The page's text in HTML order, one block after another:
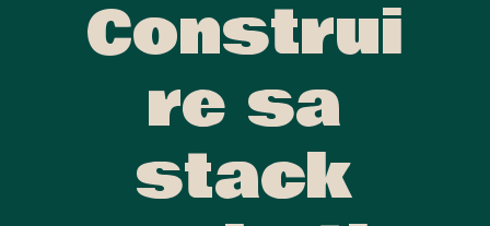
Construi
re sa
stack